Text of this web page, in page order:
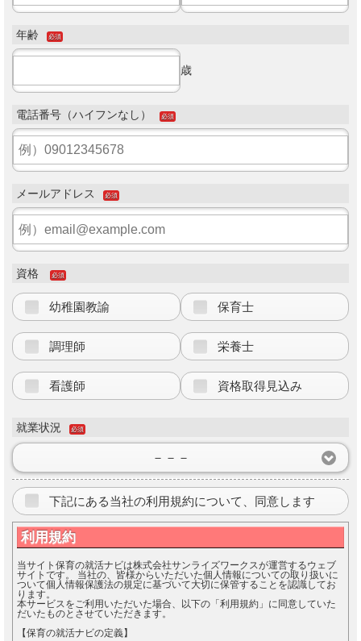
年齢 必須
歳
電話番号（ハイフンなし） 必須
メールアドレス 必須
資格 必須
幼稚園教諭 保育士
調理師 栄養士
看護師 資格取得見込み
就業状況 必須
－－－
下記にある当社の利用規約について、同意します
利用規約
当サイト保育の就活ナビは株式会社サンライズワークスが運営するウェブ
サイトです。 当社の、皆様からいただいた個人情報についての取り扱いに
ついて個人情報保護法の規定に基づいて大切に保管することを認識してお
ります。
本サービスをご利用いただいた場合、以下の「利用規約」に同意していた
だいたものとさせていただきます。
【保育の就活ナビの定義】